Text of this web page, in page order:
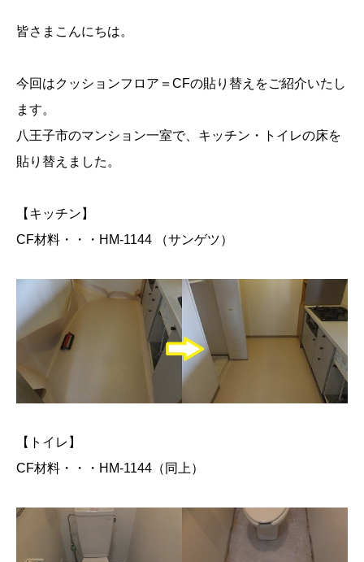
PRIVACY POLICY
個人情報保護方針
皆さまこんにちは。
今回はクッションフロア＝CFの貼り替えをご紹介いたし
ます。
八王子市のマンション一室で、キッチン・トイレの床を
貼り替えました。
【キッチン】
CF材料・・・HM-1144 （サンゲツ）
【トイレ】
CF材料・・・HM-1144（同上）